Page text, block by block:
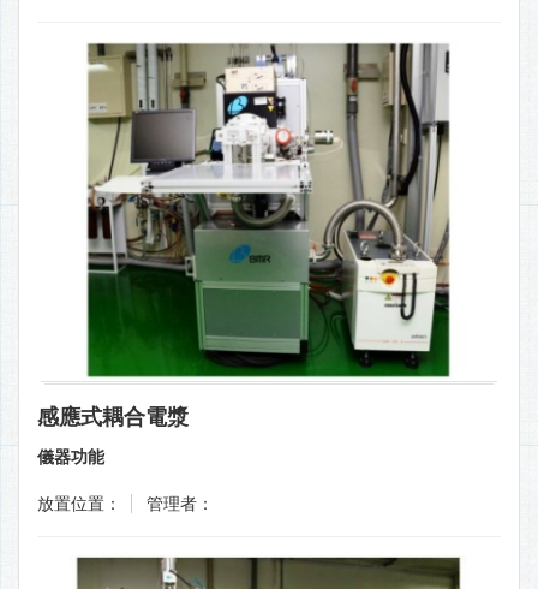
感應式耦合電漿
儀器功能
放置位置： 管理者：